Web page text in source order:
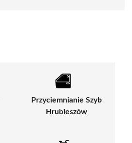
Przyciemnianie Szyb
Hrubieszów